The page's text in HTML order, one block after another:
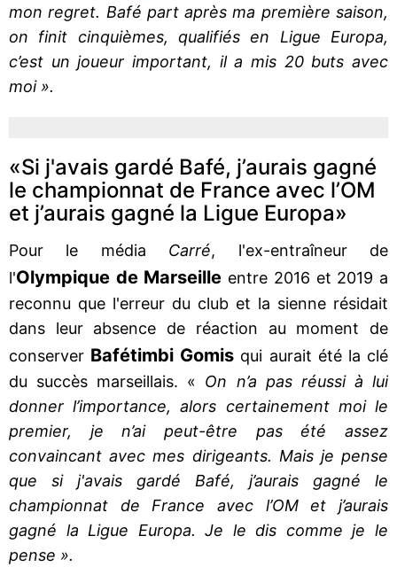
mon regret. Bafé part après ma première saison,
on finit cinquièmes, qualifiés en Ligue Europa,
c’est un joueur important, il a mis 20 buts avec
moi ».
«Si j'avais gardé Bafé, j’aurais gagné
le championnat de France avec l’OM
et j’aurais gagné la Ligue Europa»
Pour le média Carré, l'ex-entraîneur de
l'Olympique de Marseille entre 2016 et 2019 a
reconnu que l'erreur du club et la sienne résidait
dans leur absence de réaction au moment de
conserver Bafétimbi Gomis qui aurait été la clé
du succès marseillais. « On n’a pas réussi à lui
donner l’importance, alors certainement moi le
premier, je n’ai peut-être pas été assez
convaincant avec mes dirigeants. Mais je pense
que si j'avais gardé Bafé, j’aurais gagné le
championnat de France avec l’OM et j’aurais
gagné la Ligue Europa. Je le dis comme je le
pense ».